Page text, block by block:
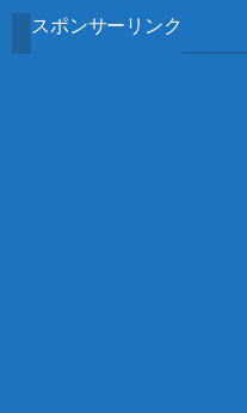
スポンサーリンク